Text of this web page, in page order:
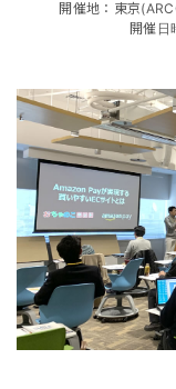
開催地：東京
開催日